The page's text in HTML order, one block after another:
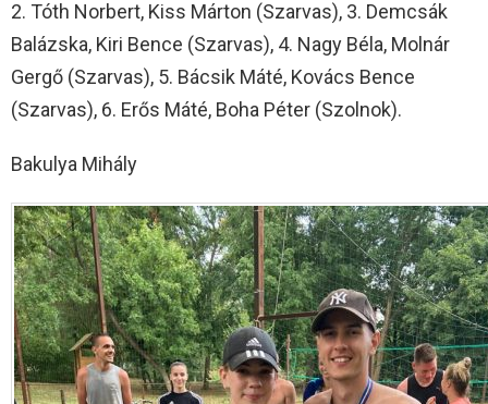
2. Tóth Norbert, Kiss Márton (Szarvas), 3. Demcsák
Balázska, Kiri Bence (Szarvas), 4. Nagy Béla, Molnár
Gergő (Szarvas), 5. Bácsik Máté, Kovács Bence
(Szarvas), 6. Erős Máté, Boha Péter (Szolnok).
Bakulya Mihály